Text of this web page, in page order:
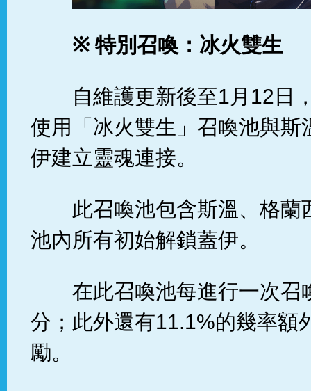
※ 特別召喚：冰火雙生
自維護更新後至1月12日
使用「冰火雙生」召喚池與斯
伊建立靈魂連接。
此召喚池包含斯溫、格蘭
池內所有初始解鎖蓋伊。
在此召喚池每進行一次召
分；此外還有11.1%的幾率額
勵。